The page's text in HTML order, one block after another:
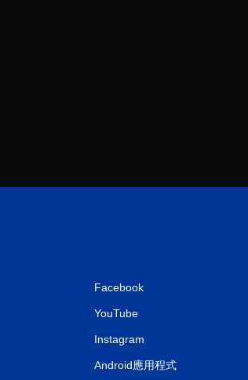
Facebook
YouTube
Instagram
Android應用程式